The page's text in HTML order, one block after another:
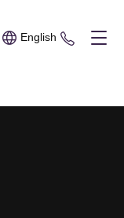
English +359